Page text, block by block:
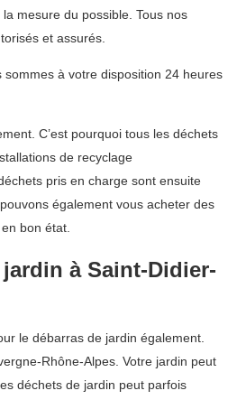
mesure du possible. Tous nos
et assurés.
à votre disposition 24 heures
C’est pourquoi tous les déchets
de recyclage
pris en charge sont ensuite
également vous acheter des
bon état.
à Saint-Didier-
le débarras de jardin également.
Rhône-Alpes. Votre jardin peut
déchets de jardin peut parfois